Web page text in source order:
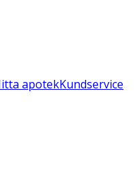
apotekKundservice